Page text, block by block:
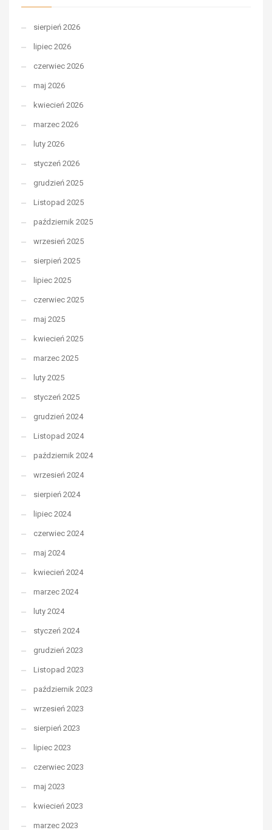
sierpień 2026
lipiec 2026
czerwiec 2026
maj 2026
kwiecień 2026
marzec 2026
luty 2026
styczeń 2026
grudzień 2025
Listopad 2025
październik 2025
wrzesień 2025
sierpień 2025
lipiec 2025
czerwiec 2025
maj 2025
kwiecień 2025
marzec 2025
luty 2025
styczeń 2025
grudzień 2024
Listopad 2024
październik 2024
wrzesień 2024
sierpień 2024
lipiec 2024
czerwiec 2024
maj 2024
kwiecień 2024
marzec 2024
luty 2024
styczeń 2024
grudzień 2023
Listopad 2023
październik 2023
wrzesień 2023
sierpień 2023
lipiec 2023
czerwiec 2023
maj 2023
kwiecień 2023
marzec 2023